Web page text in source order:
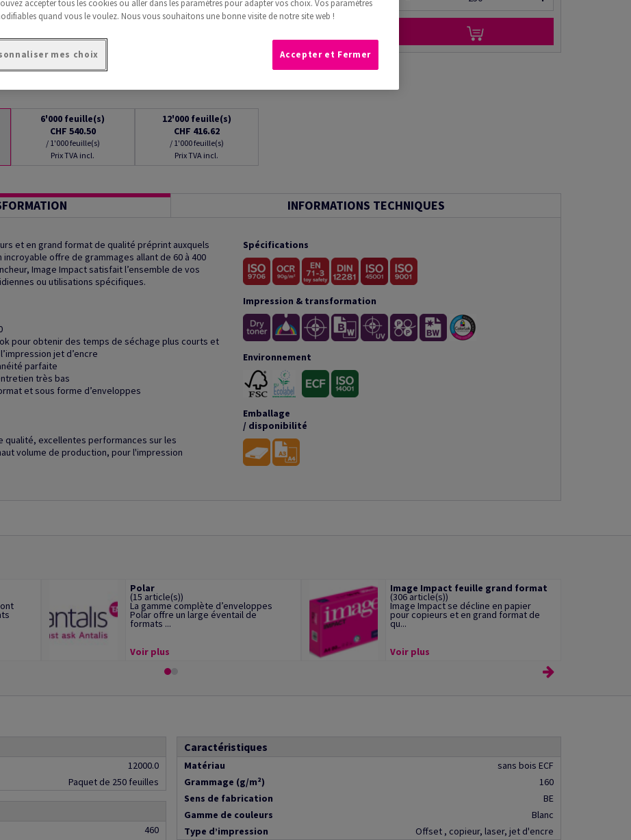
6'000 feuille(s)
CHF 540.50
/ 1'000 feuille(s)
Prix TVA incl.
12'000 feuille(s)
CHF 416.62
/ 1'000 feuille(s)
Prix TVA incl.
INFORMATIONS TECHNIQUES
et en grand format de qualité préprint auxquels
offre de grammages allant de 60 à 400
Image Impact satisfait l’ensemble de vos
ou utilisations spécifiques.
pour obtenir des temps de séchage plus courts et
jet d’encre
parfaite
très bas
et sous forme d’enveloppes
qualité, excellentes performances sur les
volume de production, pour l'impression
Spécifications
Impression & transformation
Environnement
Emballage
/ disponibilité
Polar
(15 article(s))
La gamme complète d’enveloppes
Polar offre un large éventail de
formats ...
Voir plus
Image Impact feuille grand format
(306 article(s))
Image Impact se décline en papier
pour copieurs et en grand format de
qu...
Voir plus
12000.0
Paquet de 250 feuilles
460
Caractéristiques
Matériau
sans bois ECF
Grammage (g/m²)
160
Sens de fabrication
BE
Gamme de couleurs
Blanc
Type d’impression
Offset , copieur, laser, jet d'encre
accepter tous les cookies ou aller dans les paramètres pour adapter vos choix. Vos paramètres
quand vous le voulez. Nous vous souhaitons une bonne visite de notre site web !
mes choix Accepter et Fermer